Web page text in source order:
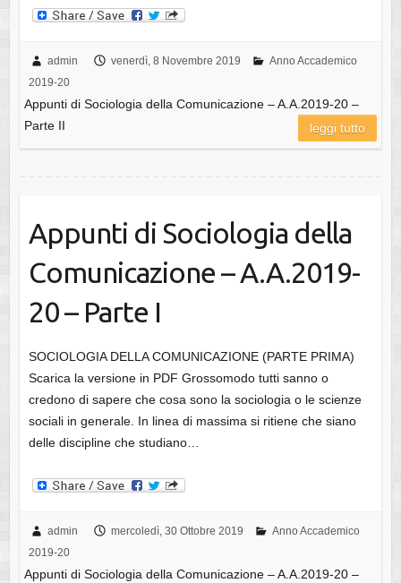
admin venerdì, 8 Novembre 2019
Anno Accademico
2019-20
Appunti di Sociologia della Comunicazione – A.A.2019-20 –
Parte II
leggi tutto
Appunti di Sociologia della
Comunicazione – A.A.2019-
20 – Parte I
SOCIOLOGIA DELLA COMUNICAZIONE (PARTE PRIMA)
Scarica la versione in PDF Grossomodo tutti sanno o
credono di sapere che cosa sono la sociologia o le scienze
sociali in generale. In linea di massima si ritiene che siano
delle discipline che studiano…
admin mercoledì, 30 Ottobre 2019
Anno Accademico
2019-20
Appunti di Sociologia della Comunicazione – A.A.2019-20 –